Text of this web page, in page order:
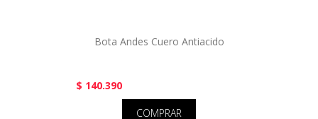
Bota Andes Cuero Antiacido
$ 140.390
COMPRAR